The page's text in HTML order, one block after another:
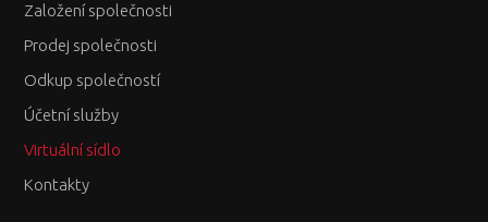
Založení společnosti
Prodej společnosti
Odkup společností
Účetní služby
Virtuální sídlo
Kontakty